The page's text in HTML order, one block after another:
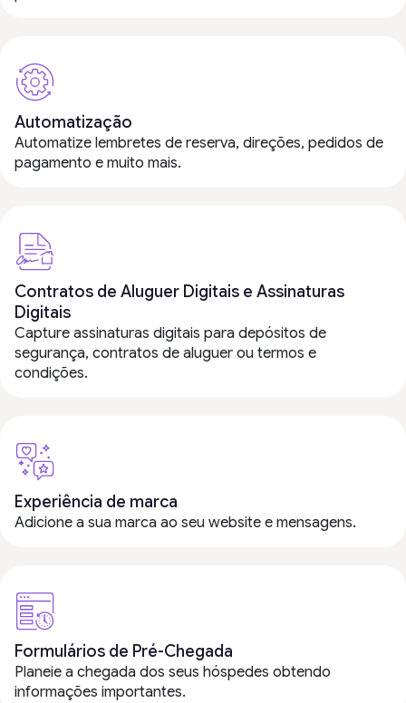
Automatização
Automatize lembretes de reserva, direções, pedidos de
pagamento e muito mais.
Contratos de Aluguer Digitais e Assinaturas
Digitais
Capture assinaturas digitais para depósitos de
segurança, contratos de aluguer ou termos e
condições.
Experiência de marca
Adicione a sua marca ao seu website e mensagens.
Formulários de Pré-Chegada
Planeie a chegada dos seus hóspedes obtendo
informações importantes.